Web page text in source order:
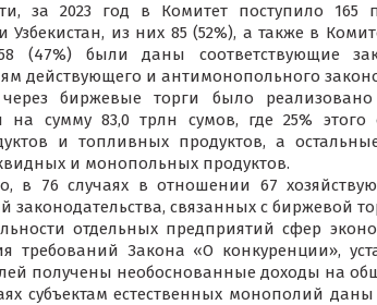
за 2023 год в Комитет поступило 165
Узбекистан, из них 85 (52%), а также в
(47%) были даны соответствующие
действующего и антимонопольного
биржевые торги было
на сумму 83,0 трлн сумов, где 25%
и топливных продуктов, а
и монопольных продуктов.
в 76 случаях в отношении 67
законодательства, связанных с биржевой
отдельных предприятий сфер
требований Закона «О конкуренции»,
получены необоснованные доходы на
субъектам естественных монополий